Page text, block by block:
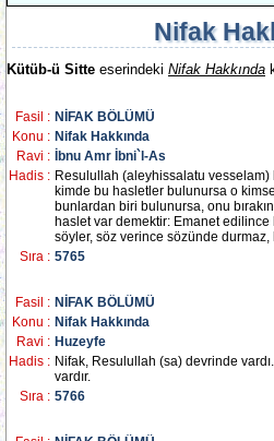
Nifak
Kütüb-ü Sitte eserindeki Nifak Hakkında
Fasil : NİFAK BÖLÜMÜ
Konu : Nifak Hakkında
Ravi :
İbnu Amr İbni`l-As
Hadis : Resulullah (aleyhissalatu vesselam)
kimde bu hasletler bulunursa o
bunlardan biri bulunursa, onu
haslet var demektir: Emanet edilince
söyler, söz verince sözünde
Sıra : 5765
Fasil : NİFAK BÖLÜMÜ
Konu : Nifak Hakkında
Ravi : Huzeyfe
Hadis : Nifak, Resulullah (sa) devrinde
vardır.
Sıra : 5766